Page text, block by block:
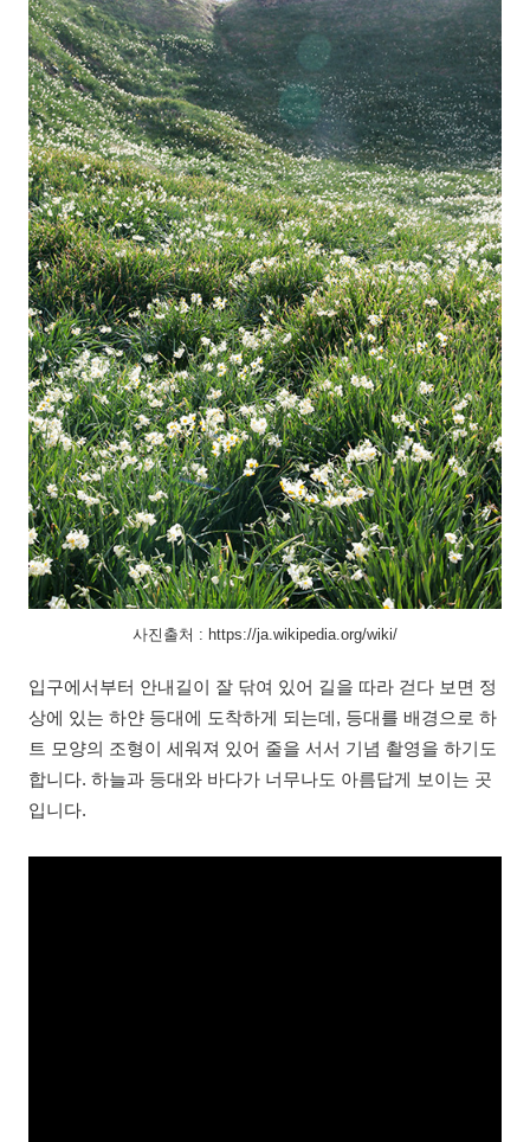
사진출처 : https://ja.wikipedia.org/wiki/
입구에서부터 안내길이 잘 닦여 있어 길을 따라 걷다 보면 정
상에 있는 하얀 등대에 도착하게 되는데, 등대를 배경으로 하
트 모양의 조형이 세워져 있어 줄을 서서 기념 촬영을 하기도
합니다. 하늘과 등대와 바다가 너무나도 아름답게 보이는 곳
입니다.